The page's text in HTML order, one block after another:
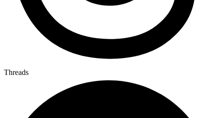
Threads